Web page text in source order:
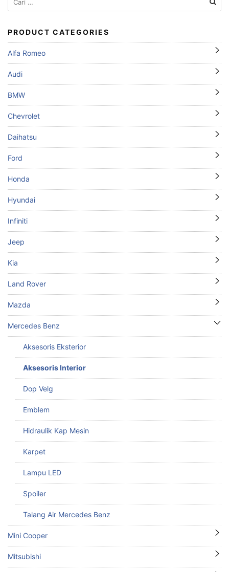
untuk:
PRODUCT CATEGORIES
Alfa Romeo
Audi
BMW
Chevrolet
Daihatsu
Ford
Honda
Hyundai
Infiniti
Jeep
Kia
Land Rover
Mazda
Mercedes Benz
Aksesoris Eksterior
Aksesoris Interior
Dop Velg
Emblem
Hidraulik Kap Mesin
Karpet
Lampu LED
Spoiler
Talang Air Mercedes Benz
Mini Cooper
Mitsubishi